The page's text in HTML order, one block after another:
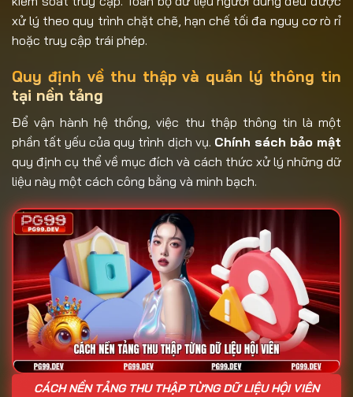
xử lý theo quy trình chặt chẽ, hạn chế tối đa nguy cơ rò rỉ
hoặc truy cập trái phép.
Quy định về thu thập và quản lý thông tin
tại nền tảng
Để vận hành hệ thống, việc thu thập thông tin là một
phần tất yếu của quy trình dịch vụ. Chính sách bảo mật
quy định cụ thể về mục đích và cách thức xử lý những dữ
liệu này một cách công bằng và minh bạch.
CÁCH NỀN TẢNG THU THẬP TỪNG DỮ LIỆU HỘI VIÊN